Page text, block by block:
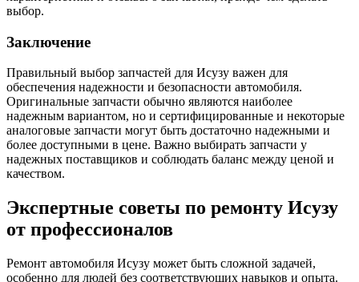
выбор.
Заключение
Правильный выбор запчастей для Исузу важен для
обеспечения надежности и безопасности автомобиля.
Оригинальные запчасти обычно являются наиболее
надежным вариантом, но и сертифицированные и некоторые
аналоговые запчасти могут быть достаточно надежными и
более доступными в цене. Важно выбирать запчасти у
надежных поставщиков и соблюдать баланс между ценой и
качеством.
Экспертные советы по ремонту Исузу
от профессионалов
Ремонт автомобиля Исузу может быть сложной задачей,
особенно для людей без соответствующих навыков и опыта.